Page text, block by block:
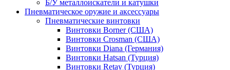
Б/У металлоискатели и катушки
Пневматическое оружие и аксессуары
Пневматические винтовки
Винтовки Borner (США)
Винтовки Crosman (США)
Винтовки Diana (Германия)
Винтовки Hatsan (Турция)
Винтовки Retay (Турция)